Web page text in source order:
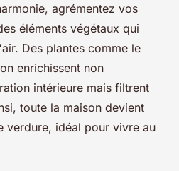
agrémentez vos
éléments végétaux qui
Des plantes comme le
enrichissent non
intérieure mais filtrent
toute la maison devient
verdure, idéal pour vivre au